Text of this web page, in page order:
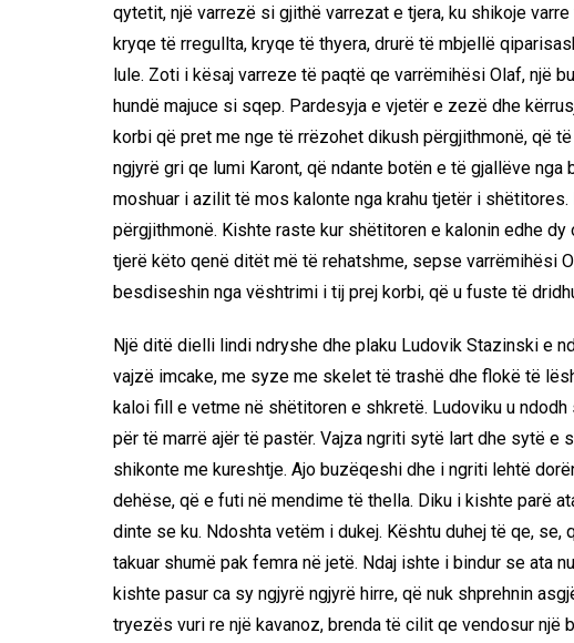
qytetit, një varrezë si gjithë varrezat e tjera, ku shikoje
kryqe të rregullta, kryqe të thyera, drurë të mbjellë
lule. Zoti i kësaj varreze të paqtë qe varrëmihësi Olaf, një
hundë majuce si sqep. Pardesyja e vjetër e zezë dhe
korbi që pret me nge të rrëzohet dikush përgjithmonë, që
ngjyrë gri qe lumi Karont, që ndante botën e të gjallëve
moshuar i azilit të mos kalonte nga krahu tjetër i
përgjithmonë. Kishte raste kur shëtitoren e kalonin edhe
tjerë këto qenë ditët më të rehatshme, sepse varrëmihësi
besdiseshin nga vështrimi i tij prej korbi, që u fuste të
Një ditë dielli lindi ndryshe dhe plaku Ludovik Stazinski e
vajzë imcake, me syze me skelet të trashë dhe flokë të
kaloi fill e vetme në shëtitoren e shkretë. Ludoviku u
për të marrë ajër të pastër. Vajza ngriti sytë lart dhe sytë e
shikonte me kureshtje. Ajo buzëqeshi dhe i ngriti lehtë
dehëse, që e futi në mendime të thella. Diku i kishte parë
dinte se ku. Ndoshta vetëm i dukej. Kështu duhej të qe,
takuar shumë pak femra në jetë. Ndaj ishte i bindur se ata
kishte pasur ca sy ngjyrë ngjyrë hirre, që nuk shprehnin
tryezës vuri re një kavanoz, brenda të cilit qe vendosur një